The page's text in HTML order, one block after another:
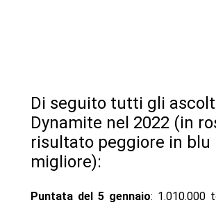
Di seguito tutti gli
Dynamite nel 2022 (in
risultato peggiore in blu
migliore):
Puntata del 5 gennaio: 1.010.000